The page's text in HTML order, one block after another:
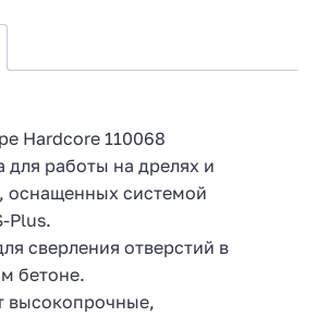
Hardcore 110068
для работы на дрелях и
оснащенных системой
Plus.
сверления отверстий в
бетоне.
высокопрочные,